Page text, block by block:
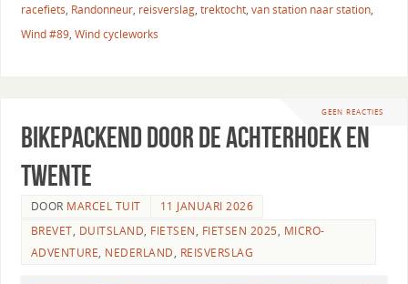
racefiets, Randonneur, reisverslag, trektocht, van station naar station,
Wind #89, Wind cycleworks
GEEN REACTIES
Bikepackend door de Achterhoek en
Twente
DOOR MARCEL TUIT
11 JANUARI 2026
BREVET, DUITSLAND, FIETSEN, FIETSEN 2025, MICRO-
ADVENTURE, NEDERLAND, REISVERSLAG